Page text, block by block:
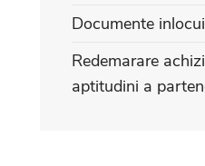
Documente
Redemarare
aptitudini a